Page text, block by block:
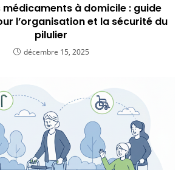
médicaments à domicile : guide
l’organisation et la sécurité du
pilulier
décembre 15, 2025